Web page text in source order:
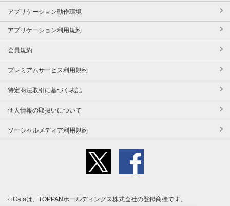
アプリケーション動作環境
アプリケーション利用規約
会員規約
プレミアムサービス利用規約
特定商法取引に基づく表記
個人情報の取扱いについて
ソーシャルメディア利用規約
iCataは、TOPPANホールディングス株式会社の登録商標です。